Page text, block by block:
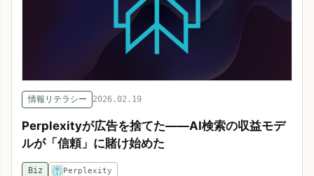
情報リテラシー 2026.02.19
Perplexityが広告を捨てた——AI検索の収益モデ
ルが「信頼」に賭け始めた
Biz Perplexity